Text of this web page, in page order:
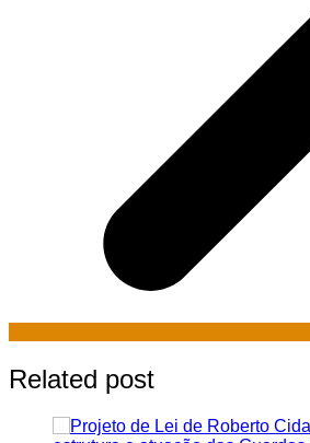
Related post